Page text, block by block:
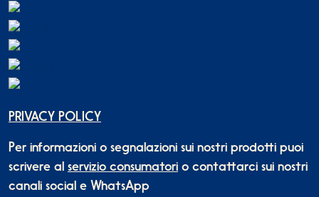
PRIVACY POLICY
Per informazioni o segnalazioni sui nostri prodotti puoi
scrivere al servizio consumatori o contattarci sui nostri
canali social e WhatsApp